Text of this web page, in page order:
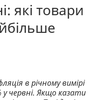
які товари
в річному вимірі
червні. Якщо казати